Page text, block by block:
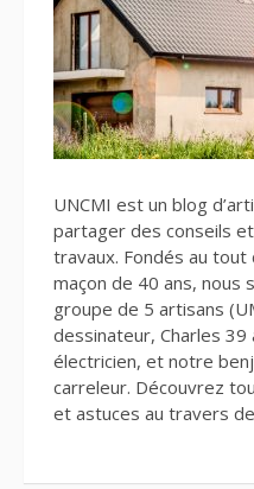
UNCMI est un blog
partager des conseils
travaux. Fondés au
maçon de 40 ans, nous
groupe de 5 artisans
dessinateur, Charles 39
électricien, et notre
carreleur. Découvrez
et astuces au travers